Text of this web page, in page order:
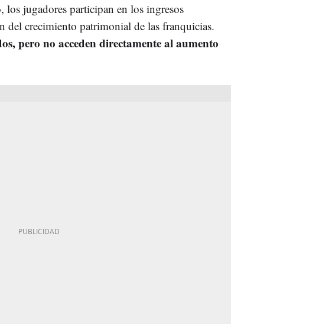
jugadores participan en los ingresos
del crecimiento patrimonial de las franquicias.
pero no acceden directamente al aumento